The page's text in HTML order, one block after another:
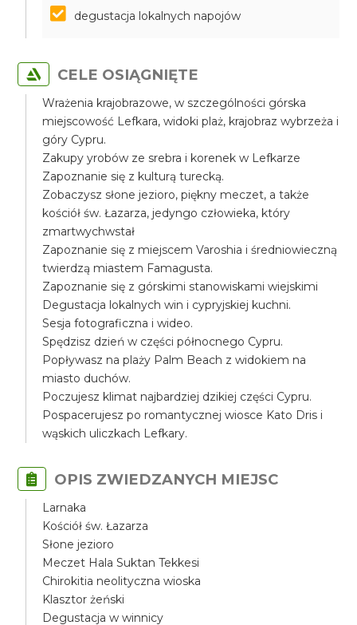
degustacja lokalnych napojów
CELE OSIĄGNIĘTE
Wrażenia krajobrazowe, w szczególności górska
miejscowość Lefkara, widoki plaż, krajobraz wybrzeża i
góry Cypru.
Zakupy yrobów ze srebra i korenek w Lefkarze
Zapoznanie się z kulturą turecką.
Zobaczysz słone jezioro, piękny meczet, a także
kościół św. Łazarza, jedyngo człowieka, który
zmartwychwstał
Zapoznanie się z miejscem Varoshia i średniowieczną
twierdzą miastem Famagusta.
Zapoznanie się z górskimi stanowiskami wiejskimi
Degustacja lokalnych win i cypryjskiej kuchni.
Sesja fotograficzna i wideo.
Spędzisz dzień w części północnego Cypru.
Popływasz na plaży Palm Beach z widokiem na
miasto duchów.
Poczujesz klimat najbardziej dzikiej części Cypru.
Pospacerujesz po romantycznej wiosce Kato Dris i
wąskich uliczkach Lefkary.
OPIS ZWIEDZANYCH MIEJSC
Larnaka
Kościół św. Łazarza
Słone jezioro
Meczet Hala Suktan Tekkesi
Chirokitia neolityczna wioska
Klasztor żeński
Degustacja w winnicy